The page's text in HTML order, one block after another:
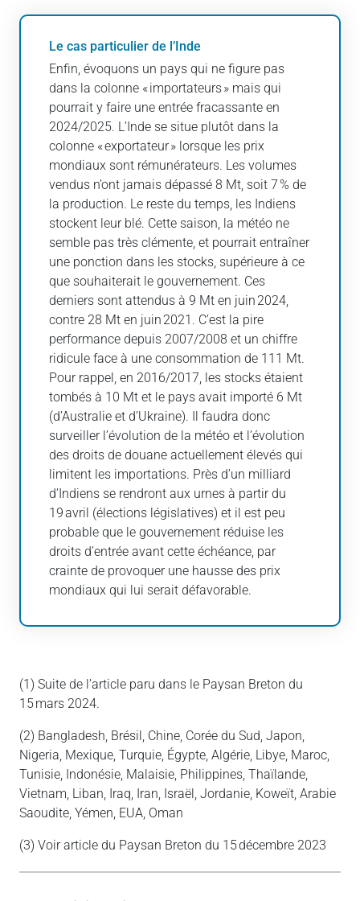
Le cas particulier de l’Inde
Enfin, évoquons un pays qui ne figure pas
dans la colonne « importateurs » mais qui
pourrait y faire une entrée fracassante en
2024/2025. L’Inde se situe plutôt dans la
colonne « exportateur » lorsque les prix
mondiaux sont rémunérateurs. Les volumes
vendus n’ont jamais dépassé 8 Mt, soit 7 % de
la production. Le reste du temps, les Indiens
stockent leur blé. Cette saison, la météo ne
semble pas très clémente, et pourrait entraîner
une ponction dans les stocks, supérieure à ce
que souhaiterait le gouvernement. Ces
derniers sont attendus à 9 Mt en juin 2024,
contre 28 Mt en juin 2021. C’est la pire
performance depuis 2007/2008 et un chiffre
ridicule face à une consommation de 111 Mt.
Pour rappel, en 2016/2017, les stocks étaient
tombés à 10 Mt et le pays avait importé 6 Mt
(d’Australie et d’Ukraine). Il faudra donc
surveiller l’évolution de la météo et l’évolution
des droits de douane actuellement élevés qui
limitent les importations. Près d’un milliard
d’Indiens se rendront aux urnes à partir du
19 avril (élections législatives) et il est peu
probable que le gouvernement réduise les
droits d’entrée avant cette échéance, par
crainte de provoquer une hausse des prix
mondiaux qui lui serait défavorable.
(1) Suite de l’article paru dans le Paysan Breton du
15 mars 2024.
(2) Bangladesh, Brésil, Chine, Corée du Sud, Japon,
Nigeria, Mexique, Turquie, Égypte, Algérie, Libye, Maroc,
Tunisie, Indonésie, Malaisie, Philippines, Thaïlande,
Vietnam, Liban, Iraq, Iran, Israël, Jordanie, Koweït, Arabie
Saoudite, Yémen, EUA, Oman
(3) Voir article du Paysan Breton du 15 décembre 2023